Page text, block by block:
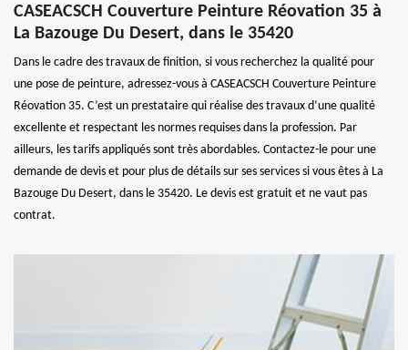
CASEACSCH Couverture Peinture Réovation 35 à
La Bazouge Du Desert, dans le 35420
Dans le cadre des travaux de finition, si vous recherchez la qualité pour
une pose de peinture, adressez-vous à CASEACSCH Couverture Peinture
Réovation 35. C’est un prestataire qui réalise des travaux d’une qualité
excellente et respectant les normes requises dans la profession. Par
ailleurs, les tarifs appliqués sont très abordables. Contactez-le pour une
demande de devis et pour plus de détails sur ses services si vous êtes à La
Bazouge Du Desert, dans le 35420. Le devis est gratuit et ne vaut pas
contrat.